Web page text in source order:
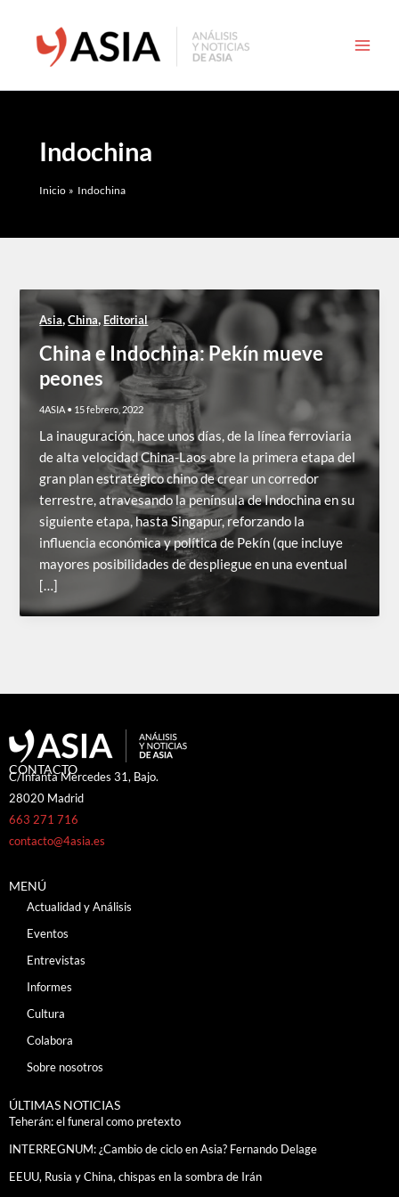
contenido
Indochina
Inicio Indochina
Asia,China,Editorial
China e Indochina: Pekín mueve
peones
4ASIA • 15 febrero, 2022
La inauguración, hace unos días, de la línea ferroviaria
de alta velocidad China-Laos abre la primera etapa del
gran plan estratégico chino de crear un corredor
terrestre, atravesando la península de Indochina en su
siguiente etapa, hasta Singapur, reforzando la
influencia económica y política de Pekín (que incluye
mayores posibilidades de despliegue en una eventual
[…]
CONTACTO
C/Infanta Mercedes 31, Bajo.
28020 Madrid
663 271 716
contacto@4asia.es
MENÚ
Actualidad y Análisis
Eventos
Entrevistas
Informes
Cultura
Colabora
Sobre nosotros
ÚLTIMAS NOTICIAS
Teherán: el funeral como pretexto
INTERREGNUM: ¿Cambio de ciclo en Asia? Fernando Delage
EEUU, Rusia y China, chispas en la sombra de Irán